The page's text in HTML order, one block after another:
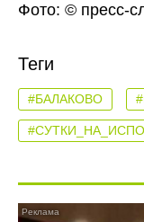
Фото: © пресс-
Теги
#БАЛАКОВО